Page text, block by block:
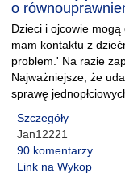
o
Dzieci i ojcowie
mam kontaktu z
problem.' Na razie
Najważniejsze, że
sprawę
Szczegóły
Jan12221
90 komentarzy
Link na Wykop